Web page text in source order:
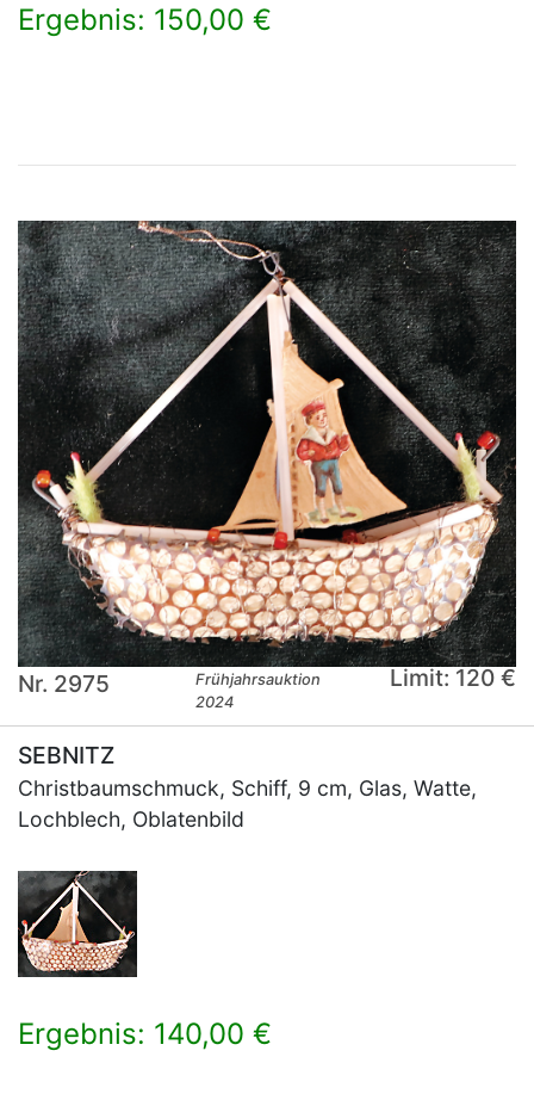
Ergebnis: 150,00 €
Nr. 2975
Frühjahrsauktion
2024
Limit: 120 €
SEBNITZ
Christbaumschmuck, Schiff, 9 cm, Glas, Watte,
Lochblech, Oblatenbild
Ergebnis: 140,00 €